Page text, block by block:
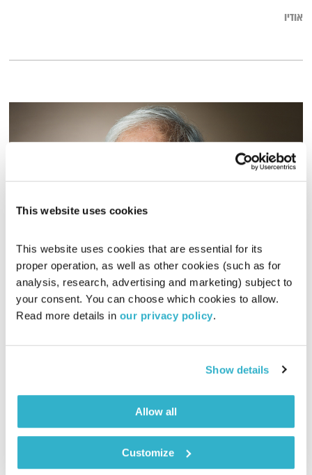
This website uses cookies
This website uses cookies that are essential for its
proper operation, as well as other cookies (such as for
analysis, research, advertising and marketing) subject to
your consent. You can choose which cookies to allow.
Read more details in our privacy policy.
Show details
Allow all
Customize
אודיו
ספיישל אושיק לוי
העברית
נועה אלבס
11.04.24
01:50:19